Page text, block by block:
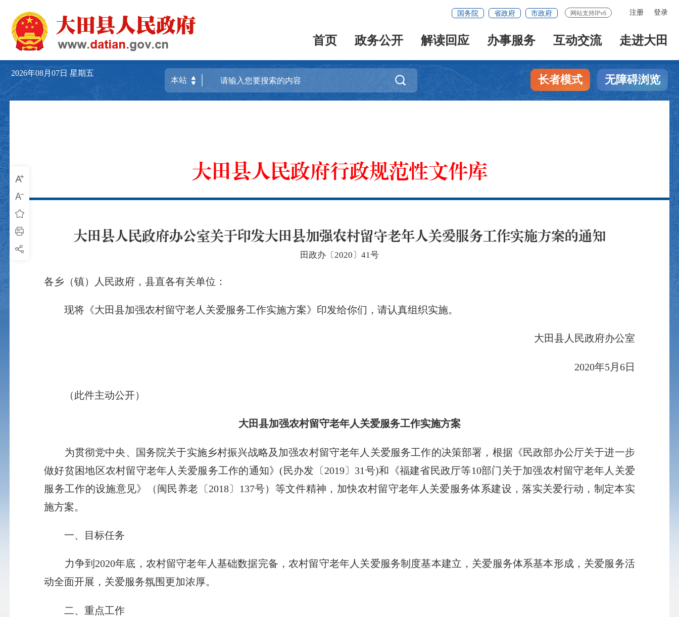
注册 登录
国务院 省政府 市政府 网站支持IPv6
首页 政务公开 解读回应 办事服务 互动交流 走进大田
2026年08月07日 星期五
 长者模式 无障碍浏览
大田县人民政府行政规范性文件库
大田县人民政府办公室关于印发大田县加强农村留守老年人关爱服务工作实施方案的通知
田政办〔2020〕41号
各乡（镇）人民政府，县直各有关单位：
现将《大田县加强农村留守老人关爱服务工作实施方案》印发给你们，请认真组织实施。
大田县人民政府办公室
2020年5月6日
（此件主动公开）
大田县加强农村留守老年人关爱服务工作实施方案
为贯彻党中央、国务院关于实施乡村振兴战略及加强农村留守老年人关爱服务工作的决策部署，根据《民政部办公厅关于进一步
做好贫困地区农村留守老年人关爱服务工作的通知》(民办发〔2019〕31号)和《福建省民政厅等10部门关于加强农村留守老年人关爱
服务工作的设施意见》（闽民养老〔2018〕137号）等文件精神，加快农村留守老年人关爱服务体系建设，落实关爱行动，制定本实
施方案。
一、目标任务
力争到2020年底，农村留守老年人基础数据完备，农村留守老年人关爱服务制度基本建立，关爱服务体系基本形成，关爱服务活
动全面开展，关爱服务氛围更加浓厚。
二、重点工作